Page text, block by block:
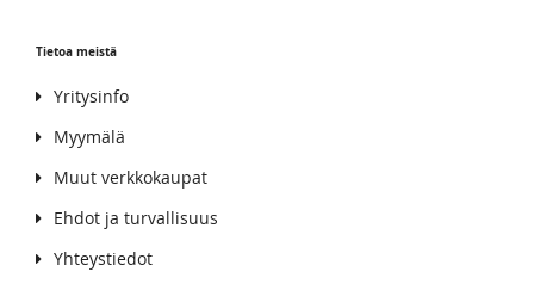
Tietoa meistä
Yritysinfo
Myymälä
Muut verkkokaupat
Ehdot ja turvallisuus
Yhteystiedot